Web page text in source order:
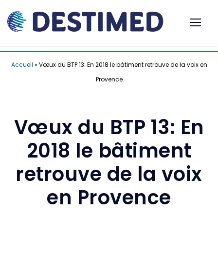
Accueil » Vœux du BTP 13: En 2018 le bâtiment retrouve de la voix en
Provence
Vœux du BTP 13: En
2018 le bâtiment
retrouve de la voix
en Provence